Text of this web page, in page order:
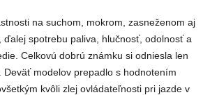
na suchom, mokrom, zasneženom aj
spotrebu paliva, hlučnosť, odolnosť a
Celkovú dobrú známku si odniesla len
Deväť modelov prepadlo s hodnotením
kvôli zlej ovládateľnosti pri jazde v